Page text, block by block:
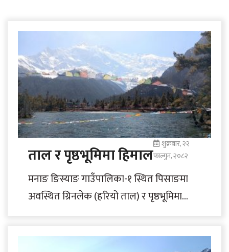
ताल र पृष्ठभूमिमा हिमाल
शुक्रबार, २२
फाल्गुन, २०८२
मनाङ ङिस्याङ गाउँपालिका-१ स्थित पिसाङमा
अवस्थित ग्रिनलेक (हरियो ताल) र पृष्ठभूमिमा